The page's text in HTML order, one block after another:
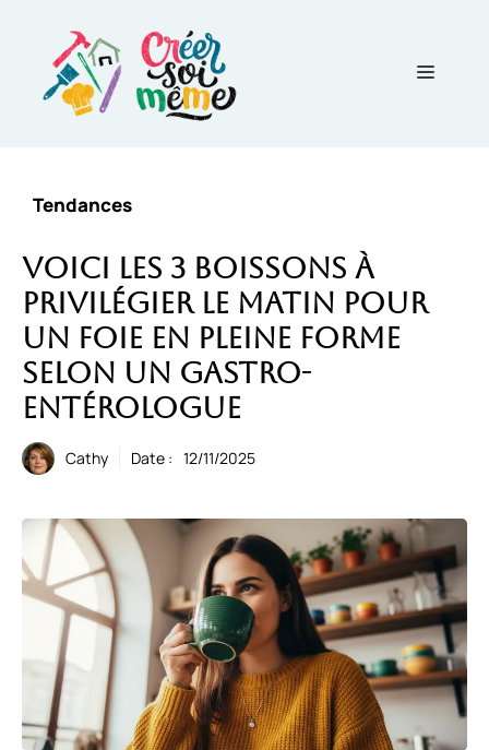
contenu
Menu
Tendances
Voici les 3 boissons à
privilégier le matin pour
un foie en pleine forme
selon un gastro-
entérologue
Cathy Date : 12/11/2025